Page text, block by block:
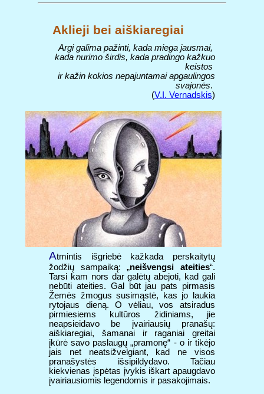
Aklieji bei aiškiaregiai
Argi galima pažinti, kada miega jausmai,
kada nurimo širdis, kada pradingo kažkuo
keistos
ir kažin kokios nepajuntamai apgaulingos
svajonės.
(V.I. Vernadskis)
Atmintis išgriebė kažkada perskaitytų
žodžių sampaiką: „neišvengsi ateities“.
Tarsi kam nors dar galėtų abejoti, kad gali
nebūti ateities. Gal būt jau pats pirmasis
Žemės žmogus susimąstė, kas jo laukia
rytojaus dieną. O vėliau, vos atsiradus
pirmiesiems kultūros židiniams, jie
neapsieidavo be įvairiausių pranašų:
aiškiaregiai, šamanai ir raganiai greitai
įkūrė savo paslaugų „pramonę“ - o ir tikėjo
jais net neatsižvelgiant, kad ne visos
pranašystės išsipildydavo. Tačiau
kiekvienas įspėtas įvykis iškart apaugdavo
įvairiausiomis legendomis ir pasakojimais.